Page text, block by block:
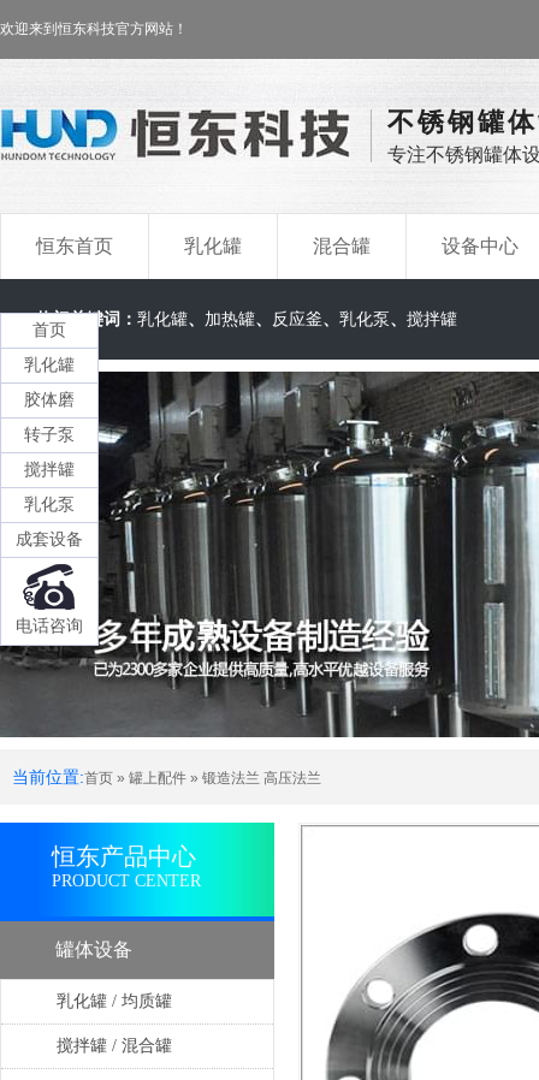
欢迎来到恒东科技官方网站！
不锈钢罐
专注不锈钢罐体
恒东首页 乳化罐 混合罐 设备中心
热门关键词： 乳化罐、 加热罐、 反应釜、 乳化泵 、 搅拌罐
当前位置:首页 » 罐上配件 » 锻造法兰 高压法兰
恒东产品中心
PRODUCT CENTER
罐体设备
乳化罐 / 均质罐
搅拌罐 / 混合罐
首页
乳化罐
胶体磨
转子泵
搅拌罐
乳化泵
成套设备
电话咨询